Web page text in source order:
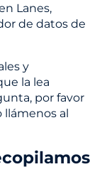
Lanes,
de datos de
y
la lea
por favor
llámenos al